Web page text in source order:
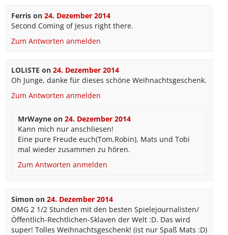
Ferrison 24. Dezember 2014
Second Coming of Jesus right there.
Zum Antworten anmelden
LOLISTE on 24. Dezember 2014
Oh Junge, danke für dieses schöne Weihnachtsgeschenk.
Zum Antworten anmelden
MrWayne on24. Dezember 2014
Kann mich nur anschliesen!
Eine pure Freude euch(Tom,Robin), Mats und Tobi
mal wieder zusammen zu hören.
Zum Antworten anmelden
Simonon 24. Dezember 2014
OMG 2 1/2 Stunden mit den besten Spielejournalisten/
Öffentlich-Rechtlichen-Sklaven der Welt :D. Das wird
super! Tolles Weihnachtsgeschenk! (ist nur Spaß Mats :D)